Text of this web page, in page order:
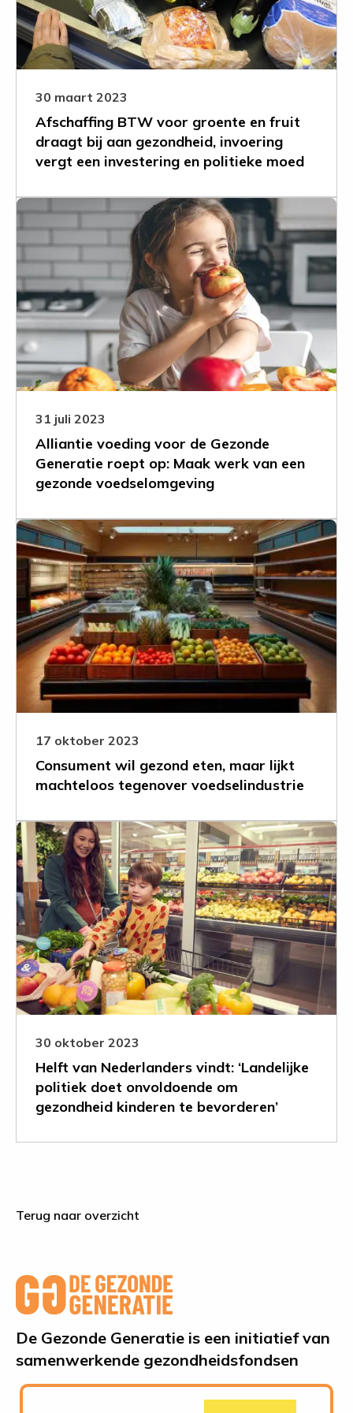
Afschaffing BTW voor groente en fruit
draagt bij aan gezondheid, invoering
vergt een investering en politieke moed
30 maart 2023
en
fruit
draagt
bij
aan
invoering
vergt
een
en
politieke
moed
Alliantie voeding voor de Gezonde
Generatie roept op: Maak werk van een
gezonde voedselomgeving
31 juli 2023
Leer
meer
over
Alliantie
voeding
voor
de
Gezonde
Generatie
roept
op:
Maak
van
een
gezonde
Consument wil gezond eten, maar lijkt
machteloos tegenover voedselindustrie
17 oktober 2023
Leer
meer
over
Consument
wil
gezond
eten,
maar
lijkt
machteloos
tegenover
voedselindustrie
Helft van Nederlanders vindt: ‘Landelijke
politiek doet onvoldoende om
gezondheid kinderen te bevorderen’
30 oktober 2023
Leer
meer
over
Helft
van
Nederlanders
vindt:
‘Landelijke
politiek
doet
onvoldoende
kinderen
bevorderen’
Terug naar overzicht
De Gezonde Generatie is een initiatief van
samenwerkende gezondheidsfondsen